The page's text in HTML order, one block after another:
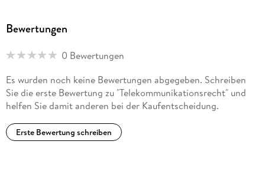
Bewertungen
0 Bewertungen
Es wurden noch keine Bewertungen abgegeben. Schreiben
Sie die erste Bewertung zu "Telekommunikationsrecht" und
helfen Sie damit anderen bei der Kaufentscheidung.
Erste Bewertung schreiben